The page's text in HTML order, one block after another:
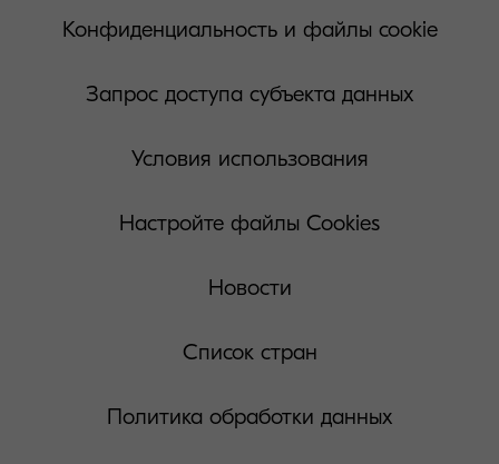
Конфиденциальность и файлы cookie
Запрос доступа субъекта данных
Условия использования
Настройте файлы Cookies
Новости
Список стран
Политика обработки данных